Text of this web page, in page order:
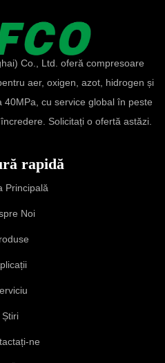
Co., Ltd. oferă compresoare
aer, oxigen, azot, hidrogen și
cu service global în peste
Solicitați o ofertă astăzi.
rapidă
Principală
Noi
Știri
ne